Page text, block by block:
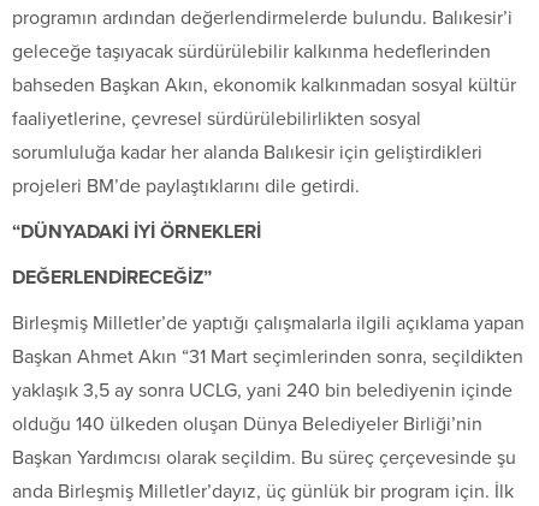
programın ardından değerlendirmelerde bulundu. Balıkesir’i
geleceğe taşıyacak sürdürülebilir kalkınma hedeflerinden
bahseden Başkan Akın, ekonomik kalkınmadan sosyal kültür
faaliyetlerine, çevresel sürdürülebilirlikten sosyal
sorumluluğa kadar her alanda Balıkesir için geliştirdikleri
projeleri BM’de paylaştıklarını dile getirdi.
“DÜNYADAKİ İYİ ÖRNEKLERİ
DEĞERLENDİRECEĞİZ”
Birleşmiş Milletler’de yaptığı çalışmalarla ilgili açıklama yapan
Başkan Ahmet Akın “31 Mart seçimlerinden sonra, seçildikten
yaklaşık 3,5 ay sonra UCLG, yani 240 bin belediyenin içinde
olduğu 140 ülkeden oluşan Dünya Belediyeler Birliği’nin
Başkan Yardımcısı olarak seçildim. Bu süreç çerçevesinde şu
anda Birleşmiş Milletler’dayız, üç günlük bir program için. İlk